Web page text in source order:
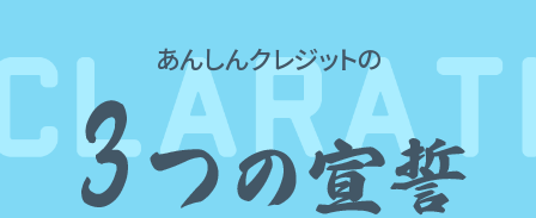
あんしんクレジットの